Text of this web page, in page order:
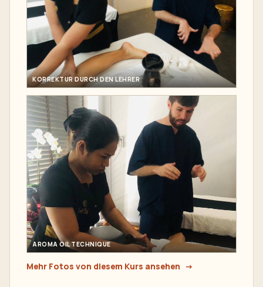
KORREKTUR DURCH DEN LEHRER
AROMA OIL TECHNIQUE
Mehr Fotos von diesem Kurs ansehen